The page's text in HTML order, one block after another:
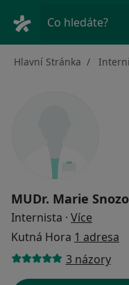
Co hledáte?
Hlavní Stránka
MUDr. Marie
Internista · Více
Kutná Hora 1 adresa
3 názory